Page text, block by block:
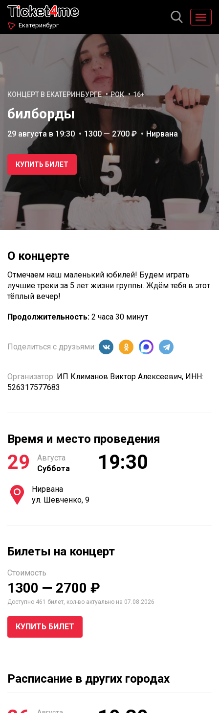
Екатеринбург
КОНЦЕРТ В ЕКАТЕРИНБУРГЕ РОК 16+
билборды
29 августа в 19:30 1300 — 2700 ₽ Нирвана
КУПИТЬ БИЛЕТ
О концерте
Отмечаем наш маленький юбилей! Будем играть
лучшие треки за 5 лет жизни группы. Ждём тебя в этот
тёплый вечер!
Продолжительность: 2 часа 30 минут
Поделиться с друзьями:
Организатор: ИП Климанов Виктор Алексеевич, ИНН:
526317577683
Время и место проведения
29
Августа
Суббота
19:30
Нирвана
ул. Шевченко, 9
Билеты на концерт
Стоимость
1300 — 2700 ₽
Доступно 461 билет, кол-во актуально на 07.08.2026
КУПИТЬ БИЛЕТ
Расписание в других городах